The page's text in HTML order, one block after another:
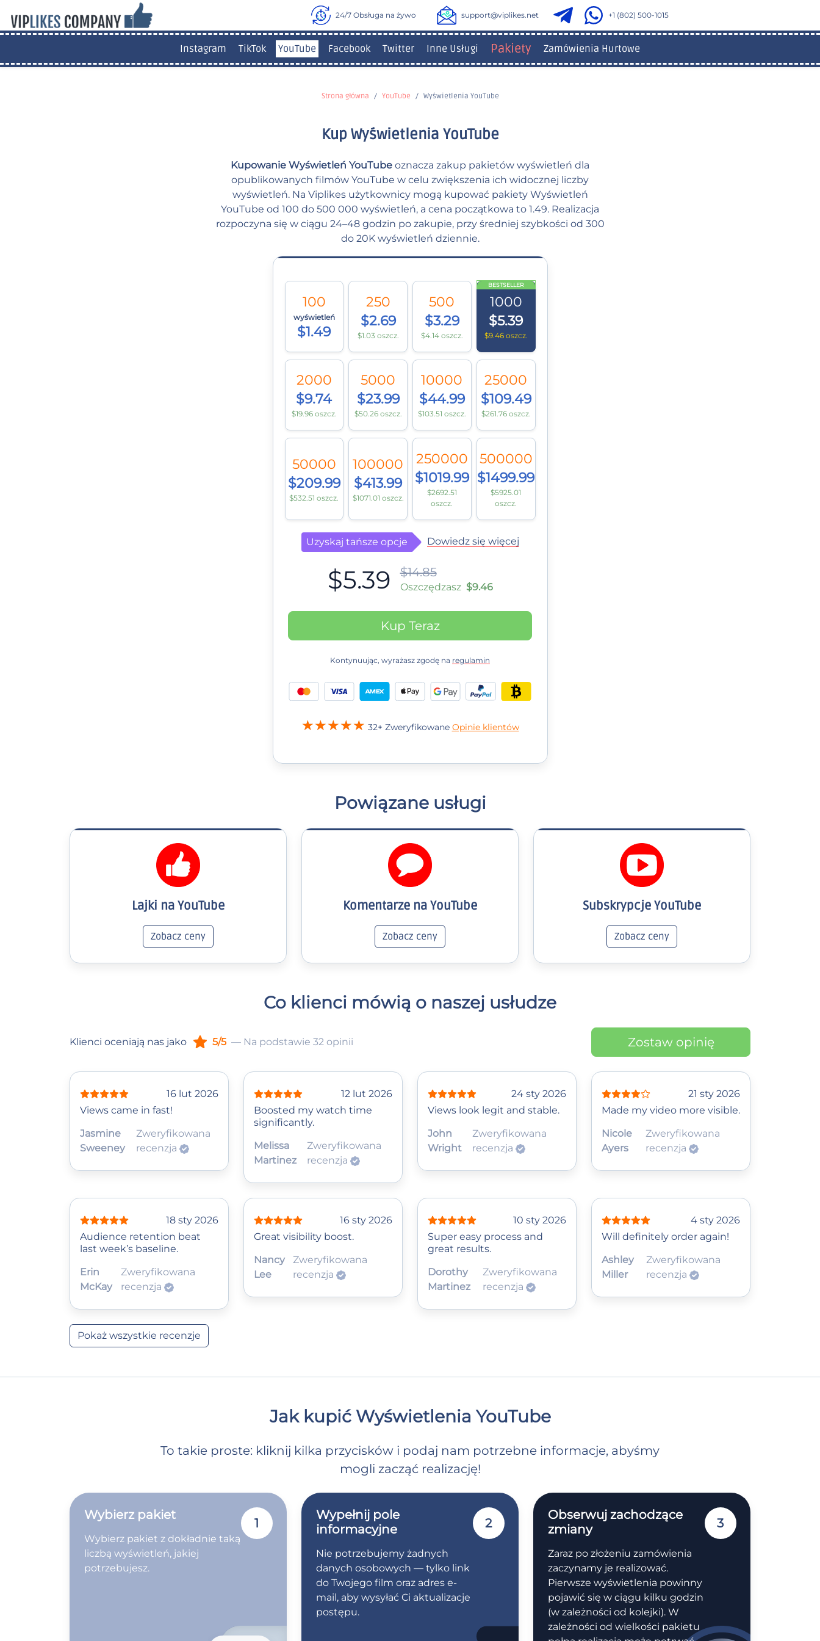
24/7 Obsługa na żywo support@viplikes.net +1 (802) 500-1015
Instagram TikTok YouTube Facebook Twitter Inne Usługi Pakiety Zamówienia Hurtowe
Strona główna YouTube Wyświetlenia YouTube
Kup Wyświetlenia YouTube
Kupowanie Wyświetleń YouTube oznacza zakup pakietów wyświetleń dla
opublikowanych filmów YouTube w celu zwiększenia ich widocznej liczby
wyświetleń. Na Viplikes użytkownicy mogą kupować pakiety Wyświetleń
YouTube od 100 do 500 000 wyświetleń, a cena początkowa to 1.49. Realizacja
rozpoczyna się w ciągu 24–48 godzin po zakupie, przy średniej szybkości od 300
do 20K wyświetleń dziennie.
100
wyświetleń
$1.49
250
$2.69
$1.03 oszcz.
500
$3.29
$4.14 oszcz.
BESTSELLER
1000
$5.39
$9.46 oszcz.
2000
$9.74
$19.96 oszcz.
5000
$23.99
$50.26 oszcz.
10000
$44.99
$103.51 oszcz.
25000
$109.49
$261.76 oszcz.
50000
$209.99
$532.51 oszcz.
100000
$413.99
$1071.01 oszcz.
250000
$1019.99
$2692.51
oszcz.
500000
$1499.99
$5925.01
oszcz.
Uzyskaj tańsze opcje Dowiedz się więcej
$5.39 $14.85
Oszczędzasz $9.46
Kup Teraz
Kontynuując, wyrażasz zgodę na regulamin
32+ Zweryfikowane Opinie klientów
Powiązane usługi
Lajki na YouTube
Zobacz ceny
Komentarze na YouTube
Zobacz ceny
Subskrypcje YouTube
Zobacz ceny
Co klienci mówią o naszej usłudze
Klienci oceniają nas jako 5/5 — Na podstawie 32 opinii Zostaw opinię
16 lut 2026
Views came in fast!
Jasmine
Sweeney
Zweryfikowana
recenzja
12 lut 2026
Boosted my watch time
significantly.
Melissa
Martinez
Zweryfikowana
recenzja
24 sty 2026
Views look legit and stable.
John
Wright
Zweryfikowana
recenzja
21 sty 2026
Made my video more visible.
Nicole
Ayers
Zweryfikowana
recenzja
18 sty 2026
Audience retention beat
last week’s baseline.
Erin
McKay
Zweryfikowana
recenzja
16 sty 2026
Great visibility boost.
Nancy
Lee
Zweryfikowana
recenzja
10 sty 2026
Super easy process and
great results.
Dorothy
Martinez
Zweryfikowana
recenzja
4 sty 2026
Will definitely order again!
Ashley
Miller
Zweryfikowana
recenzja
Pokaż wszystkie recenzje
Jak kupić Wyświetlenia YouTube
To takie proste: kliknij kilka przycisków i podaj nam potrzebne informacje, abyśmy
mogli zacząć realizację!
Wybierz pakiet
Wybierz pakiet z dokładnie taką
liczbą wyświetleń, jakiej
potrzebujesz.
1
Wypełnij pole
informacyjne
Nie potrzebujemy żadnych
danych osobowych — tylko link
do Twojego film oraz adres e-
mail, aby wysyłać Ci aktualizacje
postępu.
2
Obserwuj zachodzące
zmiany
Zaraz po złożeniu zamówienia
zaczynamy je realizować.
Pierwsze wyświetlenia powinny
pojawić się w ciągu kilku godzin
(w zależności od kolejki). W
zależności od wielkości pakietu
3